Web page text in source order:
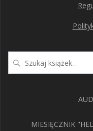
MIESIĘCZNIK